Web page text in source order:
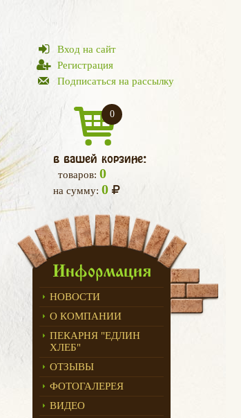
Вход на сайт
Регистрация
Подписаться на рассылку
0
в вашей корзине:
товаров: 0
на сумму: 0
Информация
НОВОСТИ
О КОМПАНИИ
ПЕКАРНЯ "ЕДЛИН
ХЛЕБ"
ОТЗЫВЫ
ФОТОГАЛЕРЕЯ
ВИДЕО